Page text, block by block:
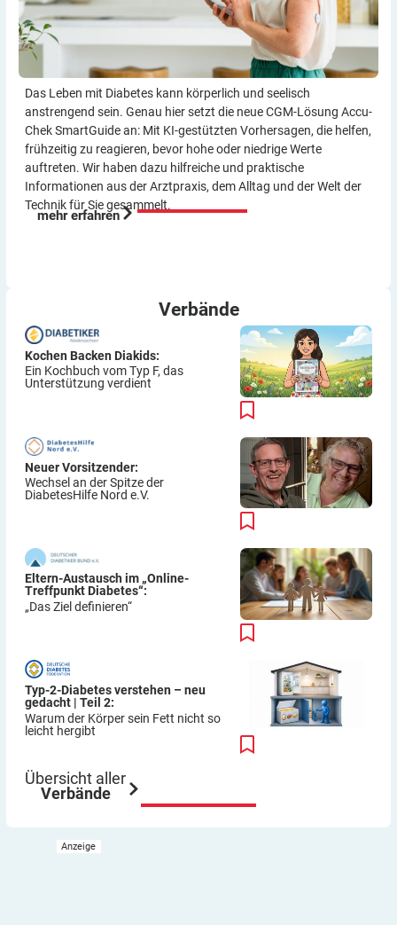
Das Leben mit Diabetes kann körperlich und seelisch
anstrengend sein. Genau hier setzt die neue CGM-Lösung Accu-
Chek SmartGuide an: Mit KI-gestützten Vorher­sagen, die helfen,
frühzeitig zu reagieren, bevor hohe oder niedrige Werte
auftreten. Wir haben dazu hilf­reiche und praktische
Informationen aus der Arzt­praxis, dem Alltag und der Welt der
Technik für Sie gesammelt.
mehr erfahren
Verbände
Kochen Backen Diakids:
Ein Kochbuch vom Typ F, das
Unterstützung verdient
Neuer Vorsitzender:
Wechsel an der Spitze der
DiabetesHilfe Nord e.V.
Eltern-Austausch im „Online-
Treffpunkt Diabetes“:
„Das Ziel definieren“
Typ-2-Diabetes verstehen – neu
gedacht | Teil 2:
Warum der Körper sein Fett nicht so
leicht hergibt
Übersicht aller
Verbände